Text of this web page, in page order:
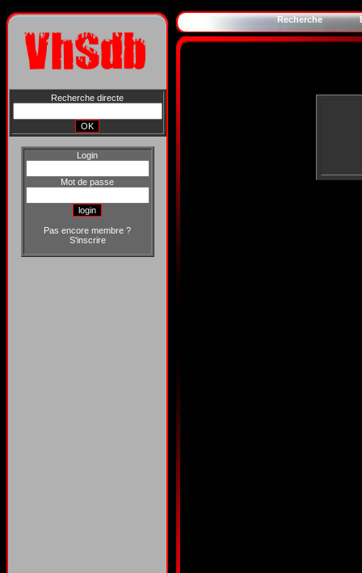
Recherche directe
Login
Mot de passe
Pas encore membre ?
S'inscrire
Recherche